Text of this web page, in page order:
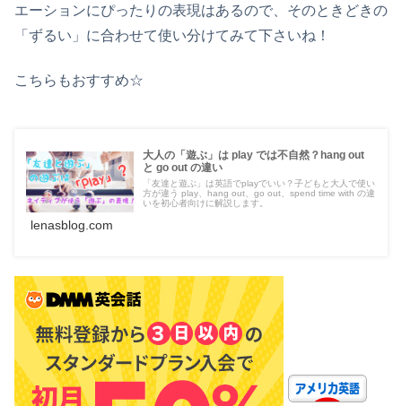
エーションにぴったりの表現はあるので、そのときどきの
「ずるい」に合わせて使い分けてみて下さいね！
こちらもおすすめ☆
大人の「遊ぶ」は play では不自然？hang out
と go out の違い
「友達と遊ぶ」は英語でplayでいい？子どもと大人で使い
方が違う play、hang out、go out、spend time with の違
いを初心者向けに解説します。
lenasblog.com